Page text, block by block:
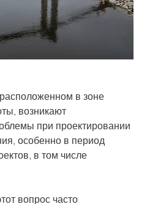
в зоне
возникают
при проектировании
особенно в период
в том числе
вопрос часто